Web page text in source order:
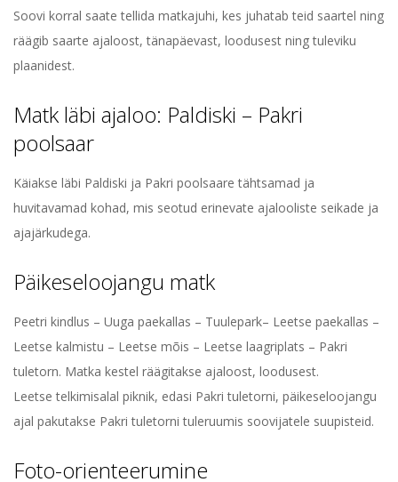
Soovi korral saate tellida matkajuhi, kes juhatab teid saartel ning
räägib saarte ajaloost, tänapäevast, loodusest ning tuleviku
plaanidest.
Matk läbi ajaloo: Paldiski – Pakri
poolsaar
Käiakse läbi Paldiski ja Pakri poolsaare tähtsamad ja
huvitavamad kohad, mis seotud erinevate ajalooliste seikade ja
ajajärkudega.
Päikeseloojangu matk
Peetri kindlus – Uuga paekallas – Tuulepark– Leetse paekallas –
Leetse kalmistu – Leetse mõis – Leetse laagriplats – Pakri
tuletorn. Matka kestel räägitakse ajaloost, loodusest.
Leetse telkimisalal piknik, edasi Pakri tuletorni, päikeseloojangu
ajal pakutakse Pakri tuletorni tuleruumis soovijatele suupisteid.
Foto-orienteerumine